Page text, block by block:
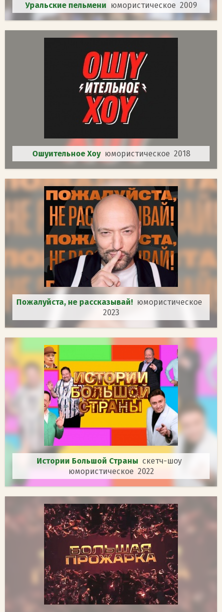
Уральские пельмени юмористическое 2009
Ошуительное Хоу юмористическое 2018
Пожалуйста, не рассказывай! юмористическое
2023
Истории Большой Страны скетч-шоу
юмористическое 2022